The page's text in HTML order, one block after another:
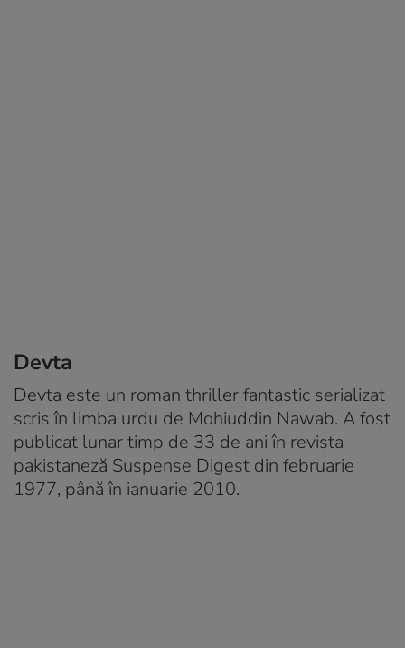
Devta
Devta este un roman thriller fantastic serializat
scris în limba urdu de Mohiuddin Nawab. A fost
publicat lunar timp de 33 de ani în revista
pakistaneză Suspense Digest din februarie
1977, până în ianuarie 2010.